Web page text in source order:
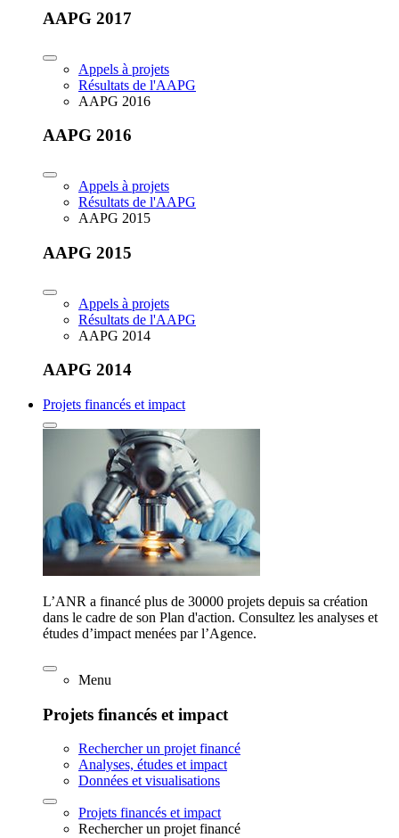
AAPG 2017
Appels à projets
Résultats de l'AAPG
AAPG 2016
AAPG 2016
Appels à projets
Résultats de l'AAPG
AAPG 2015
AAPG 2015
Appels à projets
Résultats de l'AAPG
AAPG 2014
AAPG 2014
Projets financés et impact
L’ANR a financé plus de 30000 projets depuis sa création
dans le cadre de son Plan d'action. Consultez les analyses et
études d’impact menées par l’Agence.
Menu
Projets financés et impact
Rechercher un projet financé
Analyses, études et impact
Données et visualisations
Projets financés et impact
Rechercher un projet financé